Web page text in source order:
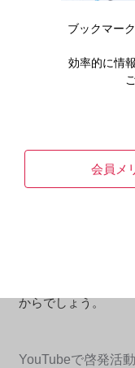
こうした喜びを共有
たことがありません
応えはあるでしょう
で大丈夫」という特
ある患者さんから「
からでしょう。
YouTubeで啓発活
ブックマー
効率的に情
会員メ